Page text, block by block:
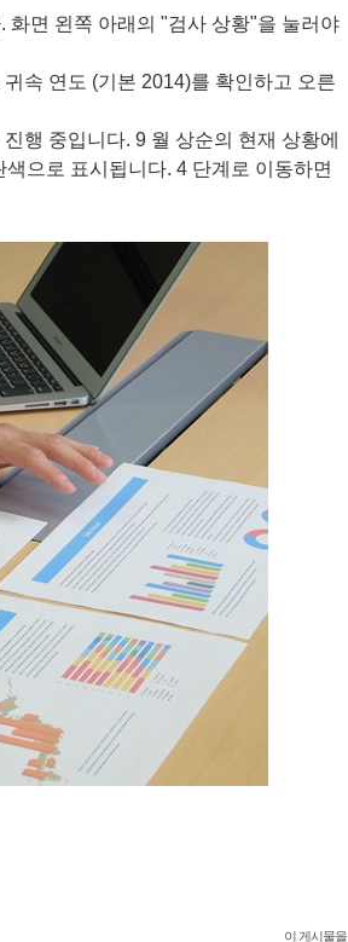
화면 왼쪽 아래의 "검사 상황"을 눌러야
속 연도 (기본 2014)를 확인하고 오른
행 중입니다. 9 월 상순의 현재 상황에
으로 표시됩니다. 4 단계로 이동하면
이 게시물을